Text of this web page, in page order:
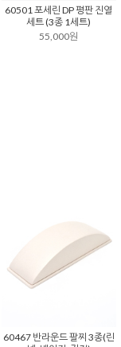
60501 포세린 DP 평판 진열
세트 (3종 1세트)
55,000원
60467 반라운드 팔찌 3종(린